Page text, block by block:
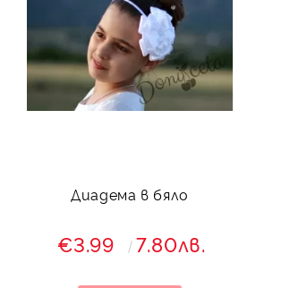
Диадема в бяло
€3.99 7.80лв.